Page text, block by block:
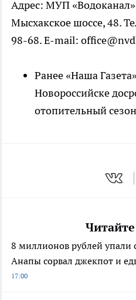
Адрес: МУП «Водоканал»
Мысхакское шоссе, 48.
98-68. E-mail:
Ранее «Наша
Новороссийске
отопительный
8 миллионов рублей упали
Анапы сорвал джекпот и
17:00